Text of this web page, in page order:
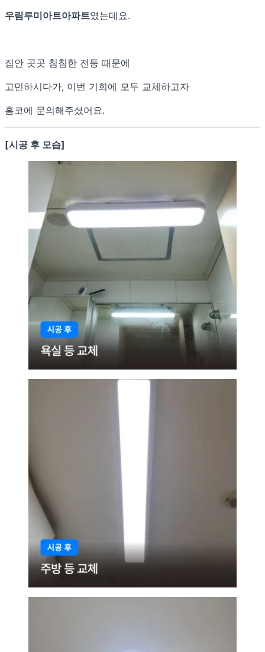
우림루미아트아파트였는데요.
집안 곳곳 침침한 전등 때문에
고민하시다가, 이번 기회에 모두 교체하고자
홈코에 문의해주셨어요.
[시공 후 모습]